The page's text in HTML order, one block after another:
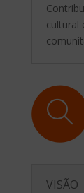
cultural
VISÃO
O
jun 30,